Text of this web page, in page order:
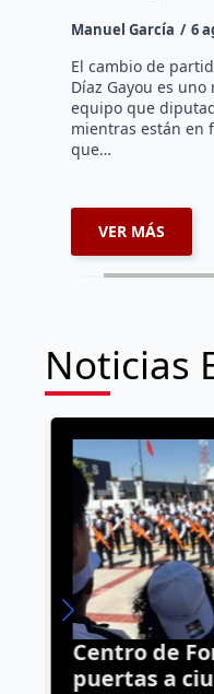
Manuel García 6
El cambio de
Díaz Gayou es
equipo que
mientras están en
que…
VER MÁS
Noticias
Centro de
puertas a